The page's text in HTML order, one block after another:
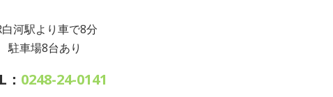
白河駅より車で8分
駐車場8台あり
： 0248-24-0141